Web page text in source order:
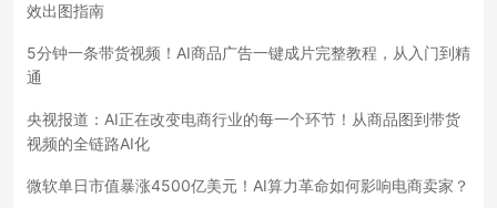
效出图指南
5分钟一条带货视频！AI商品广告一键成片完整教程，从入门到精
通
央视报道：AI正在改变电商行业的每一个环节！从商品图到带货
视频的全链路AI化
微软单日市值暴涨4500亿美元！AI算力革命如何影响电商卖家？